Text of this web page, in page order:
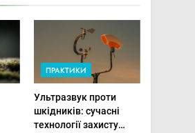
ПРАКТИКИ
Ультразвук проти
шкідників: сучасні
технології захисту